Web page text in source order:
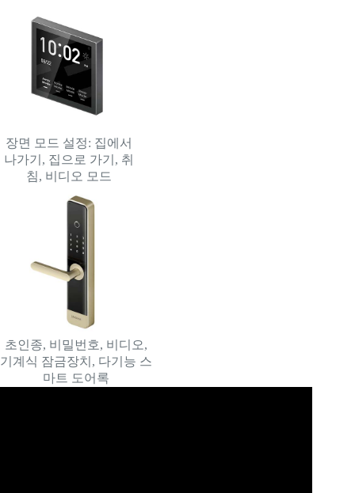
장면 모드 설정: 집에서
나가기, 집으로 가기, 취
침, 비디오 모드
초인종, 비밀번호, 비디오,
기계식 잠금장치, 다기능 스
마트 도어록